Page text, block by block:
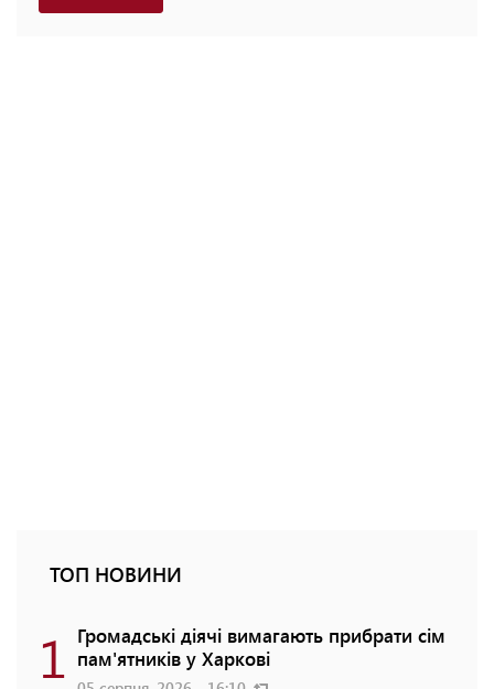
ТОП НОВИНИ
1 Громадські діячі вимагають прибрати сім
пам'ятників у Харкові